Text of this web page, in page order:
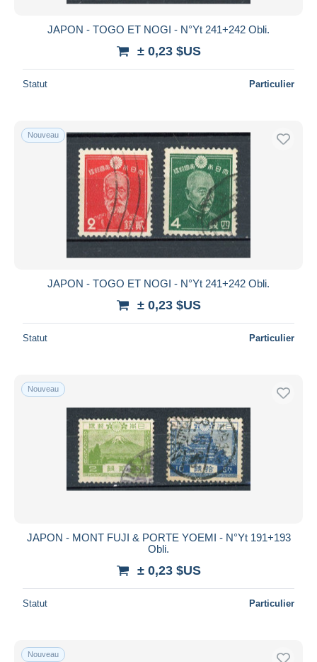
JAPON - TOGO ET NOGI - N°Yt 241+242 Obli.
± 0,23 $US
Statut Particulier
Nouveau
JAPON - TOGO ET NOGI - N°Yt 241+242 Obli.
± 0,23 $US
Statut Particulier
Nouveau
JAPON - MONT FUJI & PORTE YOEMI - N°Yt 191+193
Obli.
± 0,23 $US
Statut Particulier
Nouveau